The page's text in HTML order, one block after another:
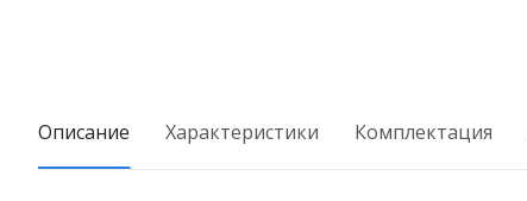
Описание Характеристики Комплектация